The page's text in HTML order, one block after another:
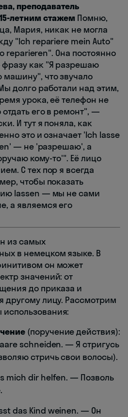
преподаватель
летним стажем Помню,
Мария, никак не могла
"Ich repariere mein Auto"
reparieren". Она постоянно
как "Я разрешаю
что звучало
долго работали над этим,
урока, её телефон не
его в ремонт", —
И тут я поняла, как
это и означает 'Ich lasse
— не 'разрешаю', а
кому-то'". Её лицо
С тех пор я всегда
чтобы показать
lassen — мы не сами
а являемся его
из самых
в немецком языке. В
он может
значений: от
до приказа и
другому лицу. Рассмотрим
(поручение действия):
schneiden. — Я стригусь
стричь свои волосы).
mich dir helfen. — Позволь
das Kind weinen. — Он